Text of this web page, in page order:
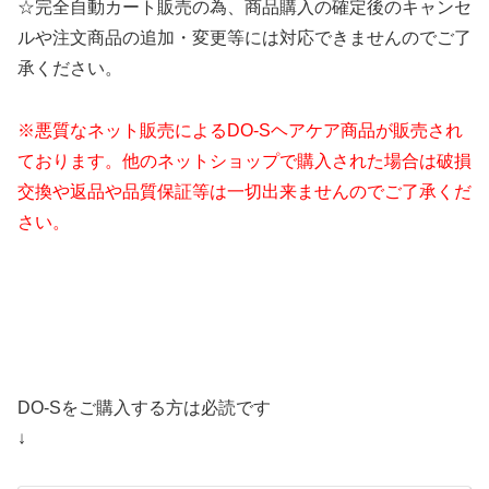
☆完全自動カート販売の為、商品購入の確定後のキャンセ
ルや注文商品の追加・変更等には対応できませんのでご了
承ください。
※悪質なネット販売によるDO-Sヘアケア商品が販売され
ております。 他のネットショップで購入された場合は破損
交換や返品や品質保証等は一切出来ませんのでご了承くだ
さい。
DO-Sをご購入する方は必読です
↓